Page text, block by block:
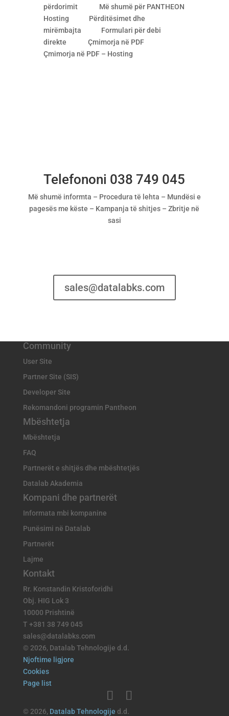
përdorimit
Më shumë për PANTHEON
Hosting
Përditësimet dhe
mirëmbajta
Formulari për debi
direkte
Çmimorja në PDF
Çmimorja në PDF – Hosting
Telefononi 038 749 045
Më shumë informta – Procedura të lehta – Mundësi e
pagesës me këste – Kampanja të shitjes – Zbritje në
sasi
sales@datalabks.com
Community
User Site
Partner Site (SIS)
Developer Site
Rekomandoni programin Pantheon
Mbështetja
Mbështetja
FAQ
Partnerët e shitjës dhe mbështetjës
Datalab Akademia
Kompani dhe partnerët
Informata mbi kompanine
Punësimi në Datalab
Partnerët
Lajme
Kontakt
Rr. Konstandin Kristoforidhi
Obj. HIG Lok 3
10000 Prishtinë
T +381 38 749 045
sales@datalabks.com
© 2026, Datalab Tehnologije d.d.
Njoftime ligjore
Cookies
Page list
© 2026, Datalab Tehnologije d.d.